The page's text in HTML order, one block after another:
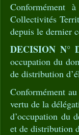
Conformément
Collectivités
depuis le dernier
DECISION N°
occupation du
de distribution
Conformément
vertu de la
d’occupation du
et de distribution